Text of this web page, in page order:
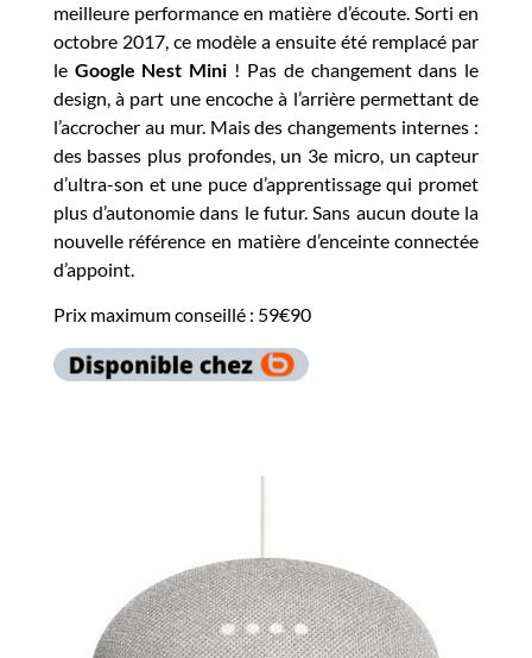
meilleure performance en matière d’écoute. Sorti en
octobre 2017, ce modèle a ensuite été remplacé par
le Google Nest Mini ! Pas de changement dans le
design, à part une encoche à l’arrière permettant de
l’accrocher au mur. Mais des changements internes :
des basses plus profondes, un 3e micro, un capteur
d’ultra-son et une puce d’apprentissage qui promet
plus d’autonomie dans le futur. Sans aucun doute la
nouvelle référence en matière d’enceinte connectée
d’appoint.
Prix maximum conseillé : 59€90